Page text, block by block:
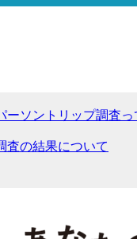
ーソントリップ調査っ
査の結果について